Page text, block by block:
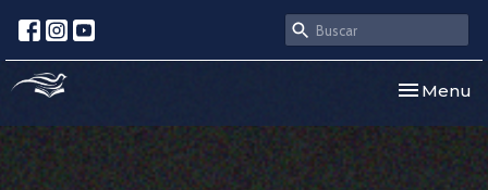
Toggle
Menu